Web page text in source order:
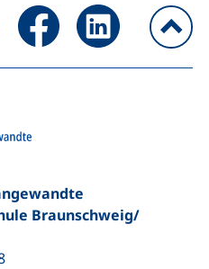
Seite über Facebook teilen
Seite über
Braunschweig/​